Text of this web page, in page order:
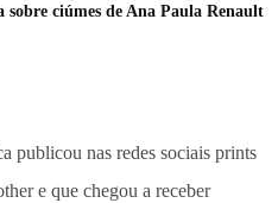
sobre ciúmes de Ana Paula Renault
publicou nas redes sociais prints
e que chegou a receber